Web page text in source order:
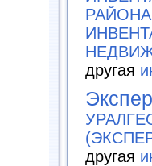
другая
другая